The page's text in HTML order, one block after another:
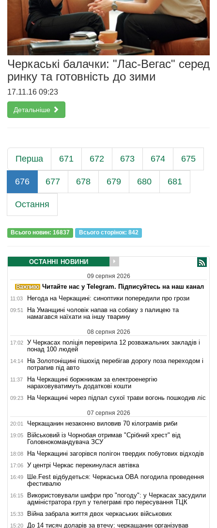
Черкаські балачки: "Лас-Вегас" серед
ринку та готовність до зими
17.11.16 09:23
Детальніше
Перша 671 672 673 674 675
676 677 678 679 680 681
Остання
Всього новин: 16837 Всього сторiнок: 842
ОСТАННІ НОВИНИ
09 серпня 2026
Читайте нас у Telegram. Підписуйтесь на наш канал
11:03 Негода на Черкащині: синоптики попередили про грози
09:51
На Уманщині чоловік напав на собаку з палицею та
намагався наїхати на іншу тварину
08 серпня 2026
17:02
У Черкасах поліція перевірила 12 розважальних закладів і
понад 100 людей
14:14
На Золотоніщині пішохід перебігав дорогу поза переходом і
потрапив під авто
11:37
На Черкащині боржникам за електроенергію
нараховуватимуть додаткові кошти
09:23 На Черкащині через підпал сухої трави вогонь пошкодив ліс
07 серпня 2026
20:01 Черкащанин незаконно виловив 70 кілограмів риби
19:05
Військовий із Чорнобая отримав "Срібний хрест" від
Головнокомандувача ЗСУ
18:08 На Черкащині загорівся полігон твердих побутових відходів
17:06 У центрі Черкас перекинулася автівка
16:49
Ше.Fest відбудеться: Черкаська ОВА погодила проведення
фестивалю
16:15
Використовували шифри про "погоду": у Черкасах засудили
адміністратора груп у телеграмі про пересування ТЦК
15:33 Війна забрала життя двох черкаських військових
15:20 До 14 тисяч доларів за втечу: черкащанин організував